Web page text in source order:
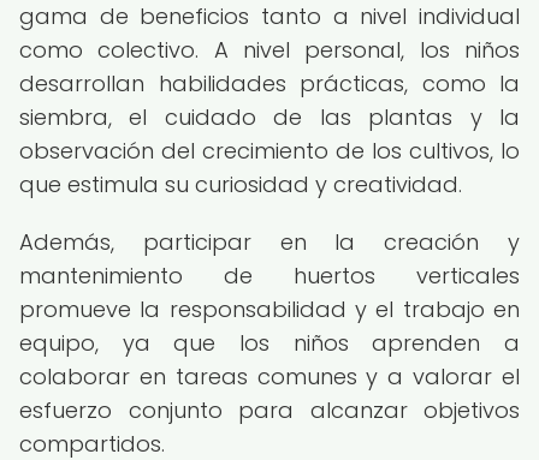
gama de beneficios tanto a nivel individual
como colectivo. A nivel personal, los niños
desarrollan habilidades prácticas, como la
siembra, el cuidado de las plantas y la
observación del crecimiento de los cultivos, lo
que estimula su curiosidad y creatividad.
Además, participar en la creación y
mantenimiento de huertos verticales
promueve la responsabilidad y el trabajo en
equipo, ya que los niños aprenden a
colaborar en tareas comunes y a valorar el
esfuerzo conjunto para alcanzar objetivos
compartidos.